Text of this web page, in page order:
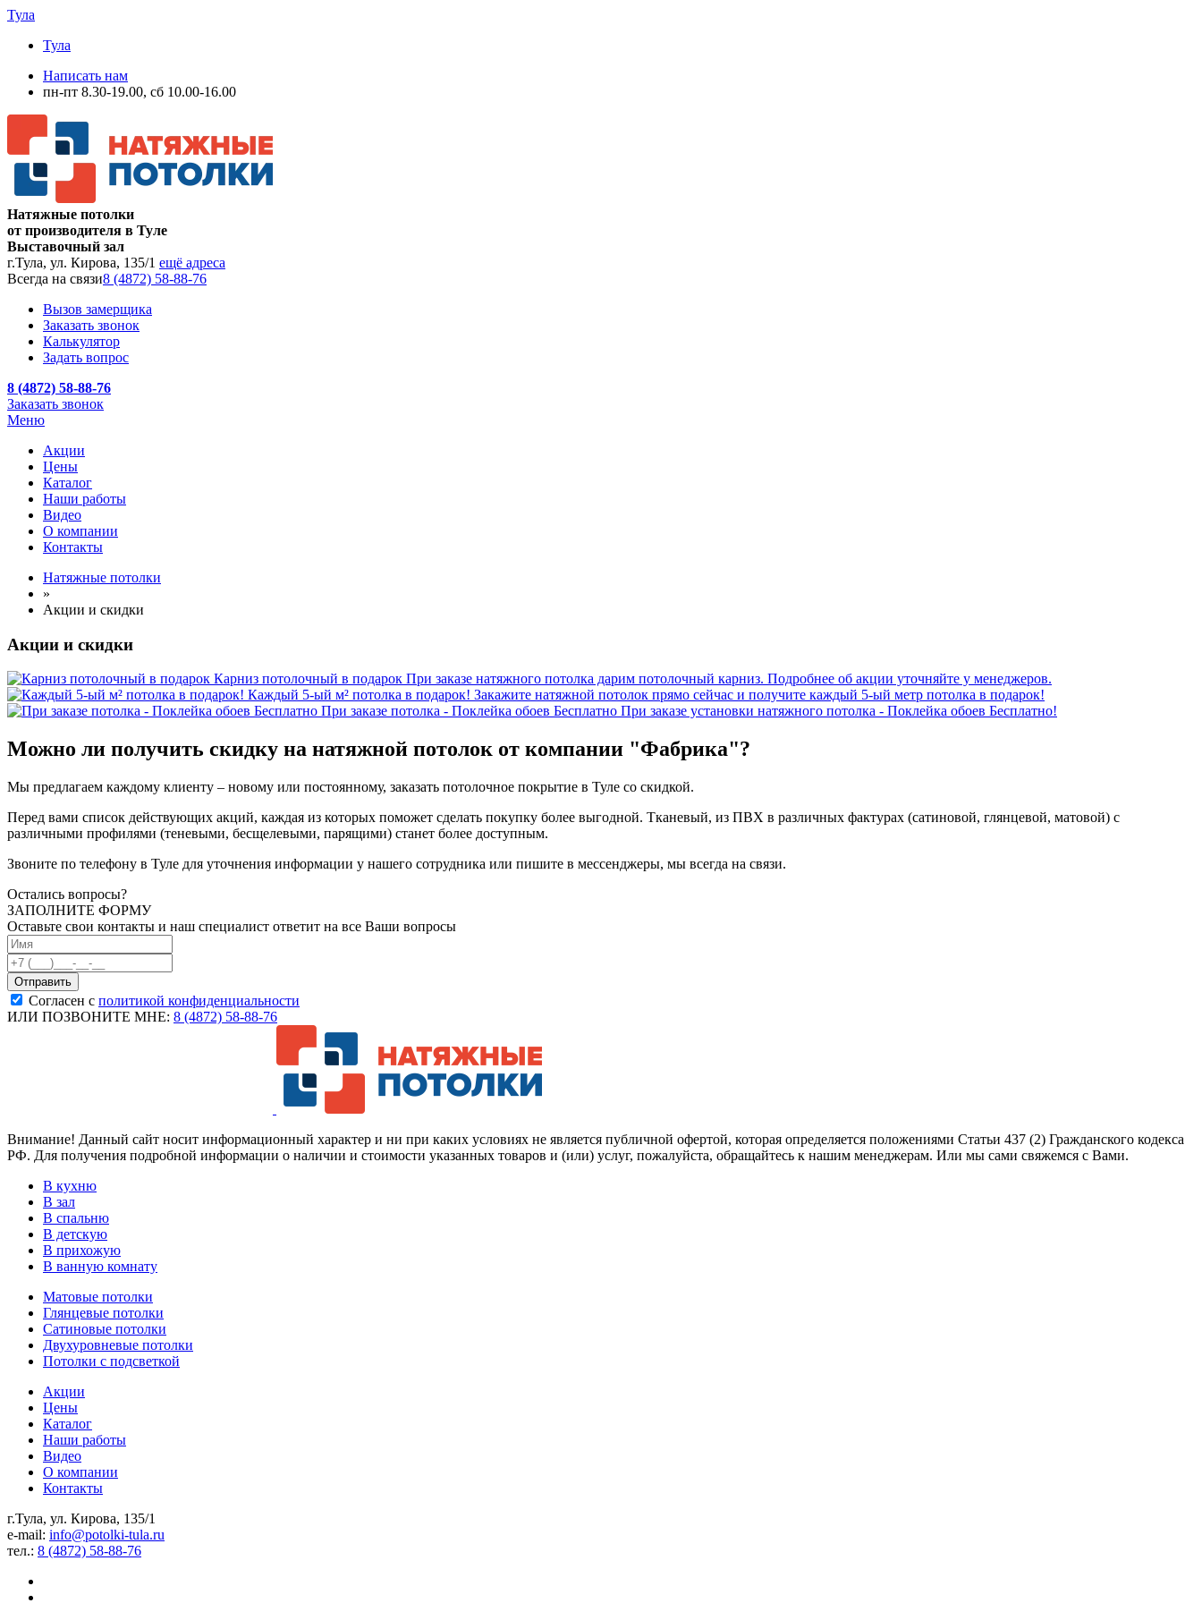
Тула
Тула
Написать нам
пн-пт 8.30-19.00, сб 10.00-16.00
Натяжные потолки
от производителя в Туле
Выставочный зал
г.Тула, ул. Кирова, 135/1 ещё адреса
Всегда на связи8 (4872) 58-88-76
Вызов замерщика
Заказать звонок
Калькулятор
Задать вопрос
8 (4872) 58-88-76
Заказать звонок
Меню
Акции
Цены
Каталог
Наши работы
Видео
О компании
Контакты
Натяжные потолки
»
Акции и скидки
Акции и скидки
Карниз потолочный в подарок При заказе натяжного потолка дарим потолочный карниз. Подробнее об акции уточняйте у менеджеров.
Каждый 5-ый м² потолка в подарок! Закажите натяжной потолок прямо сейчас и получите каждый 5-ый метр потолка в подарок!
При заказе потолка - Поклейка обоев Бесплатно При заказе установки натяжного потолка - Поклейка обоев Бесплатно!
Можно ли получить скидку на натяжной потолок от компании "Фабрика"?
Мы предлагаем каждому клиенту – новому или постоянному, заказать потолочное покрытие в Туле со скидкой.
Перед вами список действующих акций, каждая из которых поможет сделать покупку более выгодной. Тканевый, из ПВХ в различных фактурах (сатиновой, глянцевой, матовой) с
различными профилями (теневыми, бесщелевыми, парящими) станет более доступным.
Звоните по телефону в Туле для уточнения информации у нашего сотрудника или пишите в мессенджеры, мы всегда на связи.
Остались вопросы?
ЗАПОЛНИТЕ ФОРМУ
Оставьте свои контакты и наш специалист ответит на все Ваши вопросы
Согласен с политикой конфиденциальности
ИЛИ ПОЗВОНИТЕ МНЕ: 8 (4872) 58-88-76
Внимание! Данный сайт носит информационный характер и ни при каких условиях не является публичной офертой, которая определяется положениями Статьи 437 (2) Гражданского кодекса
РФ. Для получения подробной информации о наличии и стоимости указанных товаров и (или) услуг, пожалуйста, обращайтесь к нашим менеджерам. Или мы сами свяжемся с Вами.
В кухню
В зал
В спальню
В детскую
В прихожую
В ванную комнату
Матовые потолки
Глянцевые потолки
Сатиновые потолки
Двухуровневые потолки
Потолки с подсветкой
Акции
Цены
Каталог
Наши работы
Видео
О компании
Контакты
г.Тула, ул. Кирова, 135/1
e-mail: info@potolki-tula.ru
тел.: 8 (4872) 58-88-76